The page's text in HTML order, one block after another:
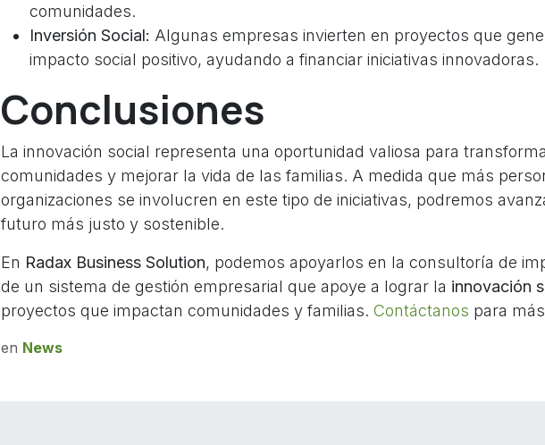
comunidades.
Inversión Social: Algunas empresas invierten en proyectos que
impacto social positivo, ayudando a financiar iniciativas innovadoras.
Conclusiones
La innovación social representa una oportunidad valiosa para
comunidades y mejorar la vida de las familias. A medida que más
organizaciones se involucren en este tipo de iniciativas, podremos
futuro más justo y sostenible.
En Radax Business Solution, podemos apoyarlos en la consultoría de
de un sistema de gestión empresarial que apoye a lograr la innovación
proyectos que impactan comunidades y familias. Contáctanos para
en News